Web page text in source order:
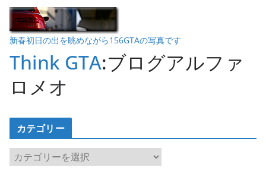
新春初日の出を眺めながら156GTAの写真です
Think GTA:ブログアルファ
ロメオ
カテゴリー
カ
テ